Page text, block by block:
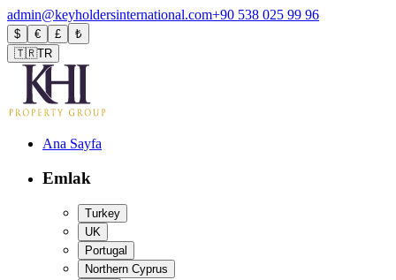
admin@keyholdersinternational.com+90 538 025 99 96
$ € £
₺
🇹🇷TR
Ana Sayfa
Emlak
Turkey
UK
Portugal
Northern Cyprus